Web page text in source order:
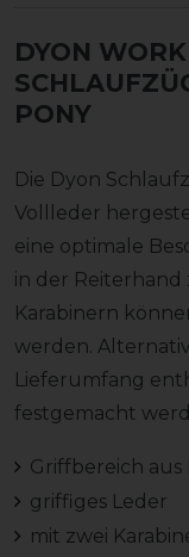
DYON
PONY
Die Dyon
Vollleder
eine optimale
in der Reiterhand
Karabinern
werden.
Lieferumfang
festgemacht
Griffbereich aus
griffiges Leder
mit zwei